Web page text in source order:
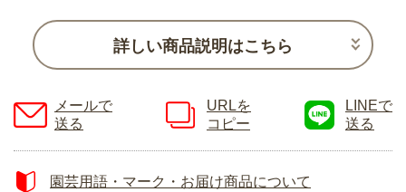
詳しい商品説明はこちら
メールで
送る
URLを
コピー
LINEで
送る
園芸用語・マーク・お届け商品について